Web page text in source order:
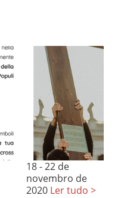
18 - 22 de
novembro de
2020 Ler tudo >